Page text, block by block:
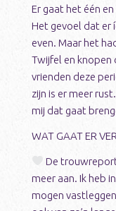
Er gaat het één
Het gevoel dat er
even. Maar het
Twijfel en knopen
vrienden deze
zijn is er meer
mij dat gaat
WAT GAAT ER
De
meer aan. Ik heb
mogen